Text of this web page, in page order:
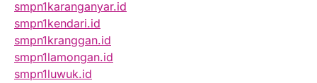
smpn1karanganyar.id
smpn1kendari.id
smpn1kranggan.id
smpn1lamongan.id
smpn1luwuk.id